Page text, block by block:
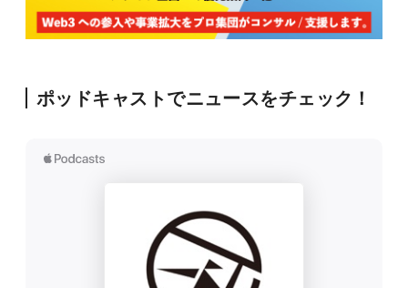
ポッドキャストでニュースをチェック！